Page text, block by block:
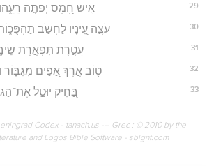
29 אִ֣ישׁ חָ֭מָס יְפַתֶּ֣ה רֵעֵ֑הוּ
30 עֹצֶ֣ה עֵ֭ינָיו לַחְשֹׁ֣ב
31 עֲטֶ֣רֶת תִּפְאֶ֣רֶת
32 ט֤וֹב אֶ֣רֶךְ אַ֭פַּיִם מִגִּבּ֑וֹר
33 בַּ֭חֵיק יוּטַ֣ל
Codex - tanach.us --- Grec : © 2010 by the
and Logos Bible Software - sblgnt.com